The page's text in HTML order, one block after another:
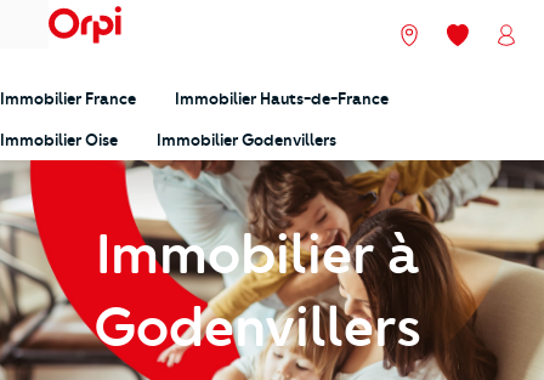
menu Nos agences
Mes
Immobilier France Immobilier Hauts-de-France
Immobilier Oise Immobilier Godenvillers
Immobilier à
Godenvillers